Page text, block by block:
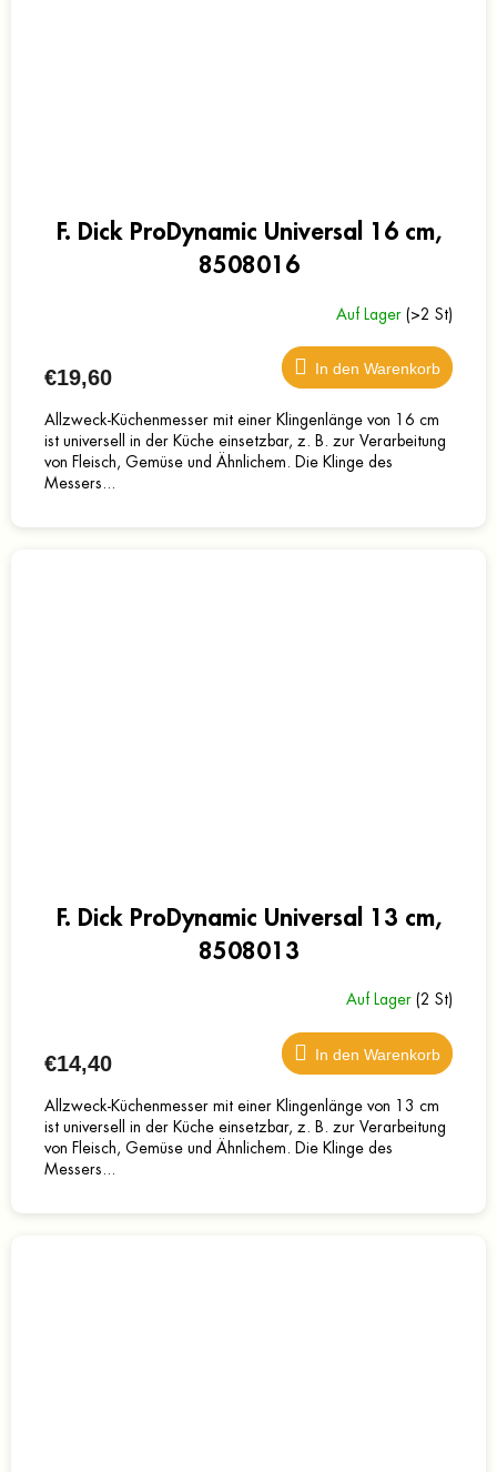
F. Dick ProDynamic Universal 16 cm,
8508016
Auf Lager (>2 St)
€19,60 In den Warenkorb
Allzweck-Küchenmesser mit einer Klingenlänge von 16 cm
ist universell in der Küche einsetzbar, z. B. zur Verarbeitung
von Fleisch, Gemüse und Ähnlichem. Die Klinge des
Messers...
F. Dick ProDynamic Universal 13 cm,
8508013
Auf Lager (2 St)
€14,40 In den Warenkorb
Allzweck-Küchenmesser mit einer Klingenlänge von 13 cm
ist universell in der Küche einsetzbar, z. B. zur Verarbeitung
von Fleisch, Gemüse und Ähnlichem. Die Klinge des
Messers...